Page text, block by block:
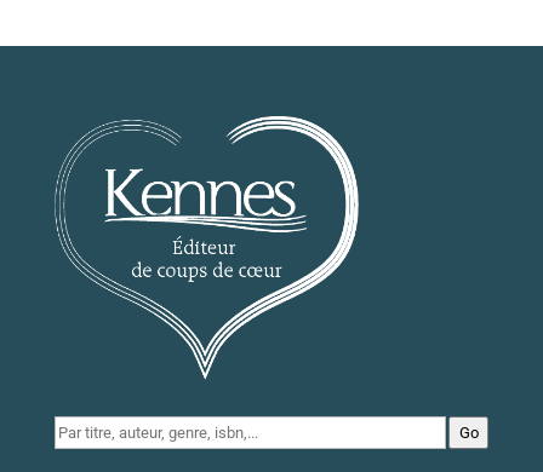
Go